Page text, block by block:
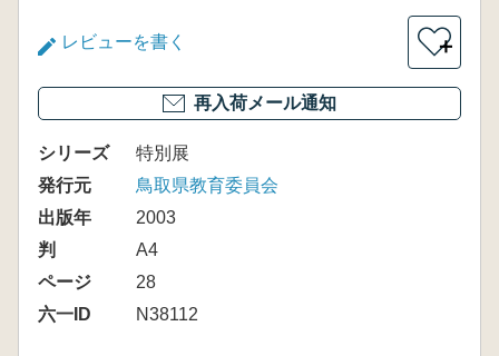
レビューを書く ＋
再入荷メール通知
シリーズ
特別展
発行元
鳥取県教育委員会
出版年
2003
判
A4
ページ
28
六一ID
N38112